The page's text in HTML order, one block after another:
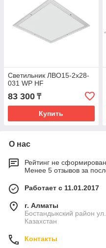
Светильник ЛВО15-2х28-
031 WP HF
83 300 ₸
Купить
О нас
Рейтинг не сформирован
Менее 5 отзывов за
Работает с 11.01.2017
г. Алматы
Бостандыкский район
Казахстан
Контакты